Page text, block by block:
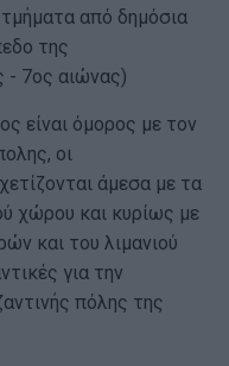
από δημόσια
της
- 7ος αιώνας)
είναι όμορος με τον
οι
άμεσα με τα
χώρου και κυρίως με
και του λιμανιού
για την
πόλης της